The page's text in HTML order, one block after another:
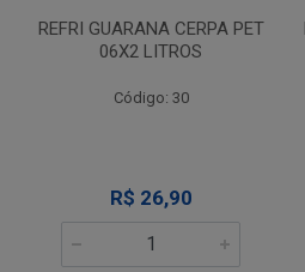
REFRI GUARANA CERPA PET
06X1 LITRO
Código: 35
R$ 17,90